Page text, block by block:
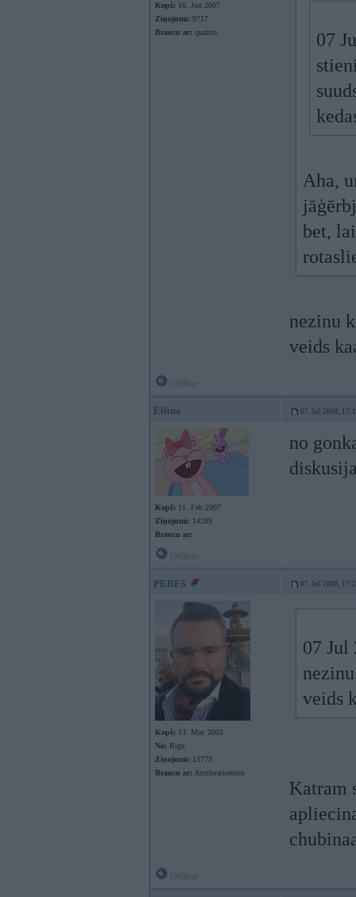
Kopš: 16. Jun 2007
Ziņojumi: 9717
Braucu ar: quattro
07
Aha,
bet,
nezinu
veids
Eliina 07. Jul 2008,
Kopš: 11. Feb 2007
Ziņojumi: 14289
Braucu ar:
no
PERFS 07. Jul 2008,
Kopš: 13. May 2002
No: Rīga
Ziņojumi: 13773
Braucu ar: Accelerationism
07 Jul
veids
Katram